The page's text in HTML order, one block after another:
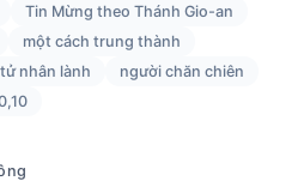
Tin Mừng theo Thánh Gio-an
một cách trung thành
nhân lành
người chăn chiên